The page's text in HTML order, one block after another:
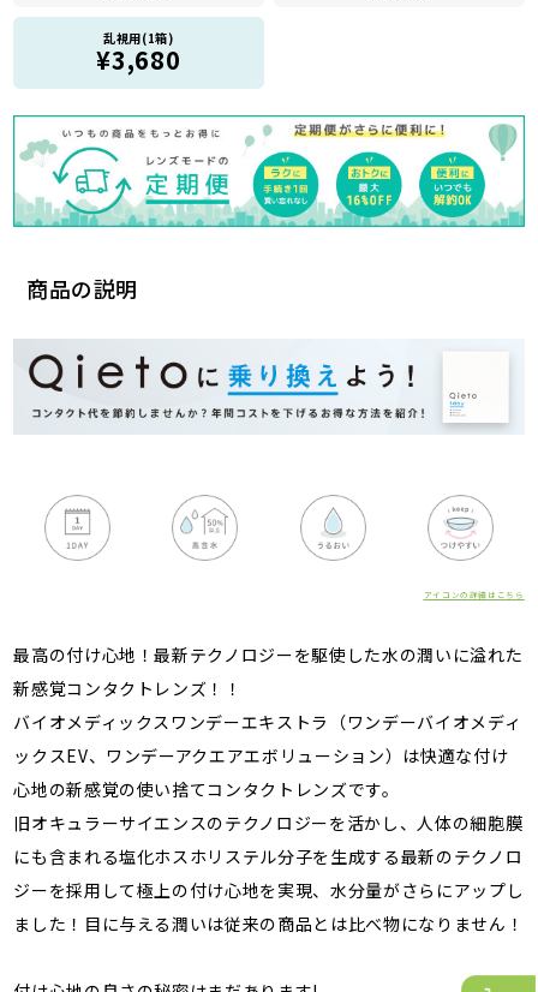
商品の説明
アイコンの詳細はこちら
最高の付け心地！最新テクノロジーを駆使した水の潤いに溢れた
新感覚コンタクトレンズ！！
バイオメディックスワンデーエキストラ（ワンデーバイオメディ
ックスEV、ワンデーアクエアエボリューション）は快適な付け
心地の新感覚の使い捨てコンタクトレンズです。
旧オキュラーサイエンスのテクノロジーを活かし、人体の細胞膜
にも含まれる塩化ホスホリステル分子を生成する最新のテクノロ
ジーを採用して極上の付け心地を実現、水分量がさらにアップし
ました！目に与える潤いは従来の商品とは比べ物になりません！
乱視用(1箱)
¥3,680